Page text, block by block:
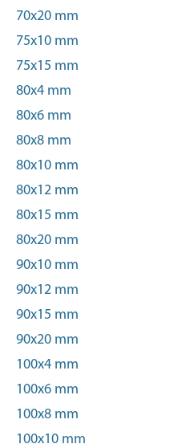
70x20 mm
75x10 mm
75x15 mm
80x4 mm
80x6 mm
80x8 mm
80x10 mm
80x12 mm
80x15 mm
80x20 mm
90x10 mm
90x12 mm
90x15 mm
90x20 mm
100x4 mm
100x6 mm
100x8 mm
100x10 mm